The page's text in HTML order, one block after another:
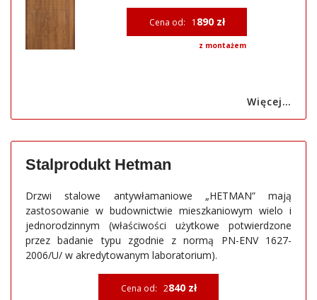
Cena od: 1 890 zł
z montażem
Więcej…
Stalprodukt Hetman
Drzwi stalowe antywłamaniowe „HETMAN” mają
zastosowanie w budownictwie mieszkaniowym wielo i
jednorodzinnym (właściwości użytkowe potwierdzone
przez badanie typu zgodnie z normą PN-ENV 1627-
2006/U/ w akredytowanym laboratorium).
Cena od: 2840 zł